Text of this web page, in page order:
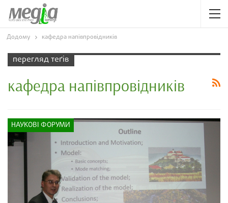
Додому кафедра напівпровідників
перегляд теґів
кафедра напівпровідників
НАУКОВІ ФОРУМИ